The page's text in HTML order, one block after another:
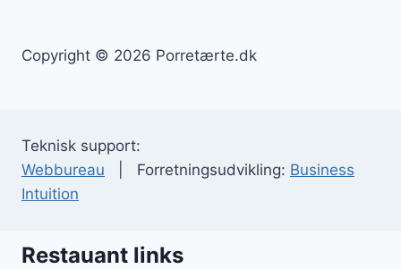
Copyright © 2026 Porretærte.dk
Teknisk support:
Webbureau | Forretningsudvikling: Business
Intuition
Restauant links